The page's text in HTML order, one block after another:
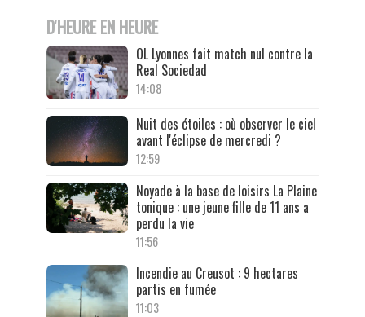
D'HEURE EN HEURE
OL Lyonnes fait match nul contre la
Real Sociedad
14:08
Nuit des étoiles : où observer le ciel
avant l'éclipse de mercredi ?
12:59
Noyade à la base de loisirs La Plaine
tonique : une jeune fille de 11 ans a
perdu la vie
11:56
Incendie au Creusot : 9 hectares
partis en fumée
11:03